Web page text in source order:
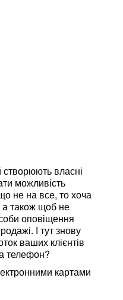
власні
можливість
не на все, то хоча
а також щоб не
оповіщення
І тут знову
ваших клієнтів
телефон?
картами